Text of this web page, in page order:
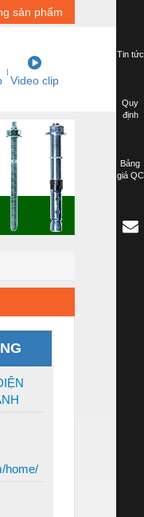
sản phẩm
Video clip
home/
Tin tức
Quy
định
Bảng
giá QC